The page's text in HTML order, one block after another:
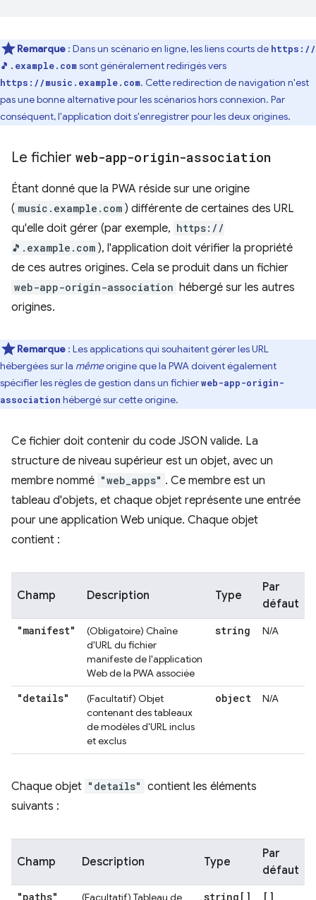
Remarque : Dans un scénario en ligne, les liens courts de https://
🎵.example.comsont généralement redirigés vers
https://music.example.com. Cette redirection de navigation n'est
pas une bonne alternative pour les scénarios hors connexion. Par
conséquent, l'application doit s'enregistrer pour les deux origines.
Le fichier web-app-origin-association
Étant donné que la PWA réside sur une origine
( music.example.com ) différente de certaines des URL
qu'elle doit gérer (par exemple, https://
🎵.example.com ), l'application doit vérifier la propriété
de ces autres origines. Cela se produit dans un fichier
web-app-origin-association hébergé sur les autres
origines.
Remarque : Les applications qui souhaitent gérer les URL
hébergées sur la mêmeorigine que la PWA doivent également
spécifier les règles de gestion dans un fichierweb-app-origin-
association hébergé sur cette origine.
Ce fichier doit contenir du code JSON valide. La
structure de niveau supérieur est un objet, avec un
membre nommé "web_apps" . Ce membre est un
tableau d'objets, et chaque objet représente une entrée
pour une application Web unique. Chaque objet
contient :
Champ Description Type
Par
défaut
"manifest"
(Obligatoire) Chaîne
d'URL du fichier
manifeste de l'application
Web de la PWA associée
string N/A
"details"
(Facultatif) Objet
contenant des tableaux
de modèles d'URL inclus
et exclus
object N/A
Chaque objet "details" contient les éléments
suivants :
Champ Description Type
Par
défaut
"paths" (Facultatif) Tableau de string[] []